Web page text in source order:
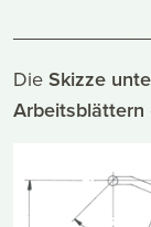
Die Skizze
Arbeitsblättern